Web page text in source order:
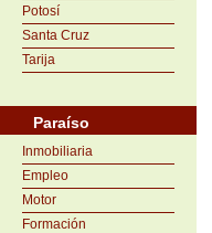
Potosí
Santa Cruz
Tarija
Paraíso
Inmobiliaria
Empleo
Motor
Formación